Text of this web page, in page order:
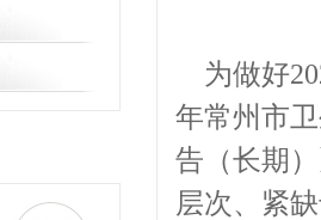
为做好
年常州市
告（长期
层次、紧